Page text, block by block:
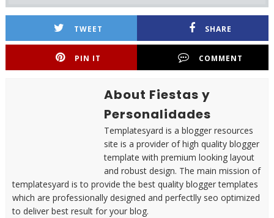
TWEET SHARE
PIN IT COMMENT
About Fiestas y
Personalidades
Templatesyard is a blogger resources
site is a provider of high quality blogger
template with premium looking layout
and robust design. The main mission of
templatesyard is to provide the best quality blogger templates
which are professionally designed and perfectlly seo optimized
to deliver best result for your blog.